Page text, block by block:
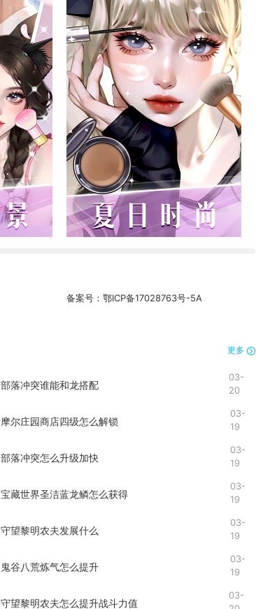
备案号： 鄂ICP备17028763号-5A
更多
部落冲突谁能和龙搭配
03-
20
摩尔庄园商店四级怎么解锁
03-
19
部落冲突怎么升级加快
03-
19
宝藏世界圣洁蓝龙鳞怎么获得
03-
19
守望黎明农夫发展什么
03-
19
鬼谷八荒炼气怎么提升
03-
19
守望黎明农夫怎么提升战斗力值
03-